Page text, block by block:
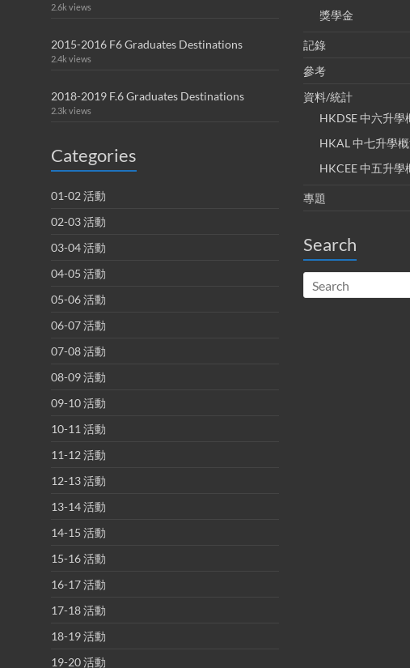
2.6k views
2015-2016 F6 Graduates Destinations
2.4k views
2018-2019 F.6 Graduates Destinations
2.3k views
Categories
01-02 活動
02-03 活動
03-04 活動
04-05 活動
05-06 活動
06-07 活動
07-08 活動
08-09 活動
09-10 活動
10-11 活動
11-12 活動
12-13 活動
13-14 活動
14-15 活動
15-16 活動
16-17 活動
17-18 活動
18-19 活動
19-20 活動
獎學金
記錄
參考
資料/統計
HKDSE 中六升學
HKAL 中七升學
HKCEE 中五升學
專題
Search